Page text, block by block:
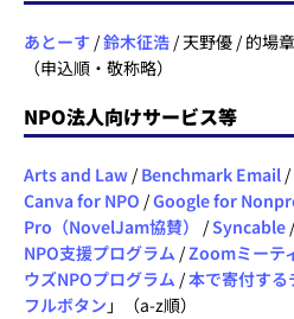
あとーす /鈴木征浩 / 天野優 / 的場
（申込順・敬称略）
NPO法人向けサービス等
Arts and Law / Benchmark Email /
Canva for NPO /Google for
Pro（NovelJam協賛）
/Syncable /
NPO支援プログラム /Zoomミーテ
ウズNPOプログラム /本で寄付する
フルボタン 」（a-z順）